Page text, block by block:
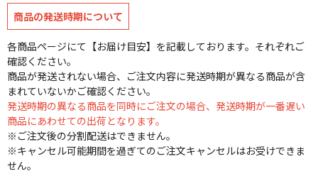
商品の発送時期について
各商品ページにて【お届け目安】を記載しております。それぞれご
確認ください。
商品が発送されない場合、ご注文内容に発送時期が異なる商品が含
まれていないかご確認ください。
発送時期の異なる商品を同時にご注文の場合、発送時期が一番遅い
商品にあわせての出荷となります。
※ご注文後の分割配送はできません。
※キャンセル可能期間を過ぎてのご注文キャンセルはお受けできま
せん。